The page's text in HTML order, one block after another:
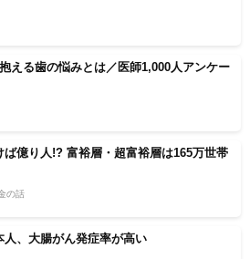
える歯の悩みとは／医師1,000人アンケー
ば億り人!? 富裕層・超富裕層は165万世帯
の話
人、大腸がん発症率が高い